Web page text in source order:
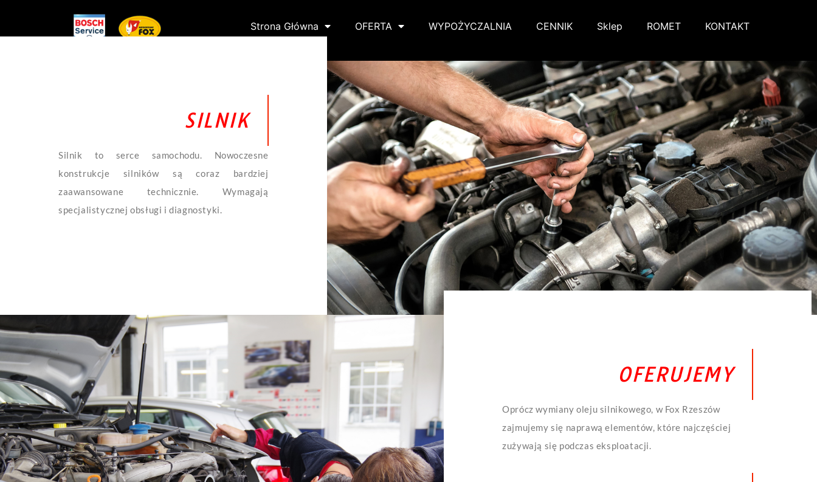
Strona Główna OFERTA WYPOŻYCZALNIA CENNIK Sklep ROMET KONTAKT
SILNIK
Silnik to serce samochodu. Nowoczesne
konstrukcje silników są coraz bardziej
zaawansowane technicznie. Wymagają
specjalistycznej obsługi i diagnostyki.
OFERUJEMY
Oprócz wymiany oleju silnikowego, w Fox Rzeszów
zajmujemy się naprawą elementów, które najczęściej
zużywają się podczas eksploatacji.